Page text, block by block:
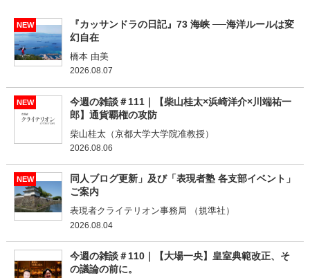
NEW
『カッサンドラの日記』73 海峡 ──海洋ルールは変
幻自在
橋本 由美
2026.08.07
NEW
今週の雑談＃111｜【柴山桂太×浜崎洋介×川端祐一
郎】通貨覇権の攻防
柴山桂太（京都大学大学院准教授）
2026.08.06
NEW
同人ブログ更新」及び「表現者塾 各支部イベント」
ご案内
表現者クライテリオン事務局 （規準社）
2026.08.04
今週の雑談＃110｜【大場一央】皇室典範改正、そ
の議論の前に。